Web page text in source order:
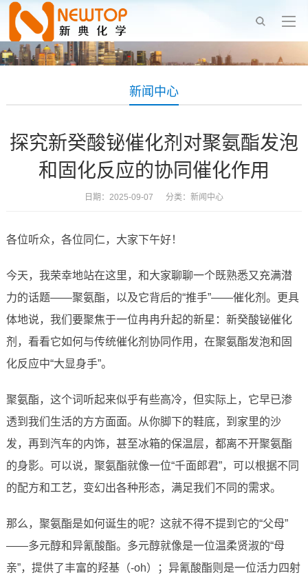
新闻中心
探究新癸酸铋催化剂对聚氨酯发泡
和固化反应的协同催化作用
日期：2025-09-07 分类： 新闻中心
各位听众，各位同仁，大家下午好！
今天，我荣幸地站在这里，和大家聊聊一个既熟悉又充满潜
力的话题——聚氨酯，以及它背后的“推手”——催化剂。更具
体地说，我们要聚焦于一位冉冉升起的新星：新癸酸铋催化
剂，看看它如何与传统催化剂协同作用，在聚氨酯发泡和固
化反应中“大显身手”。
聚氨酯，这个词听起来似乎有些高冷，但实际上，它早已渗
透到我们生活的方方面面。从你脚下的鞋底，到家里的沙
发，再到汽车的内饰，甚至冰箱的保温层，都离不开聚氨酯
的身影。可以说，聚氨酯就像一位“千面郎君”，可以根据不同
的配方和工艺，变幻出各种形态，满足我们不同的需求。
那么，聚氨酯是如何诞生的呢？这就不得不提到它的“父母”
——多元醇和异氰酸酯。多元醇就像是一位温柔贤淑的“母
亲”，提供了丰富的羟基（-oh）；异氰酸酯则是一位活力四射